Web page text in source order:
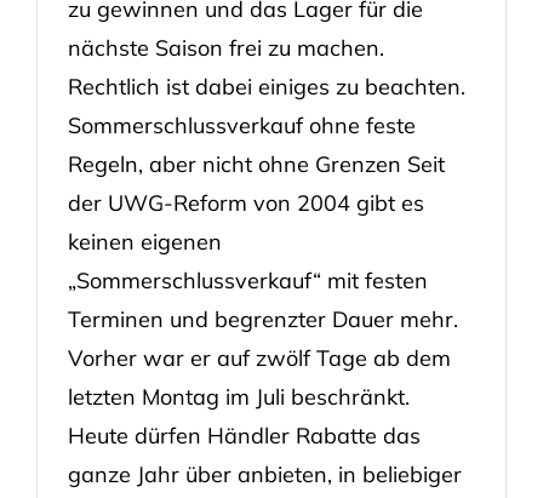
zu gewinnen und das Lager für die
nächste Saison frei zu machen.
Rechtlich ist dabei einiges zu beachten.
Sommerschlussverkauf ohne feste
Regeln, aber nicht ohne Grenzen Seit
der UWG-Reform von 2004 gibt es
keinen eigenen
„Sommerschlussverkauf“ mit festen
Terminen und begrenzter Dauer mehr.
Vorher war er auf zwölf Tage ab dem
letzten Montag im Juli beschränkt.
Heute dürfen Händler Rabatte das
ganze Jahr über anbieten, in beliebiger